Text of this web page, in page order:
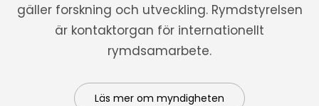
gäller forskning och utveckling. Rymdstyrelsen
är kontaktorgan för internationellt
rymdsamarbete.
Läs mer om myndigheten